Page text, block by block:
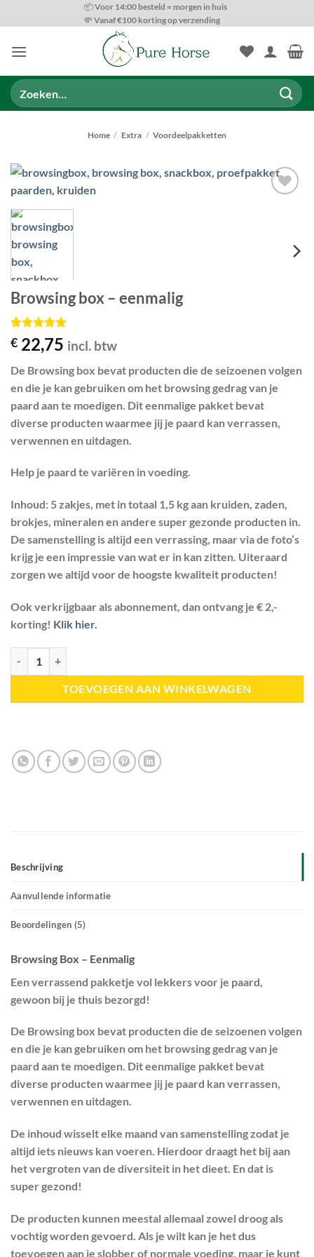
naar
📦 Voor 14:00 besteld = morgen in huis
💸 Vanaf €100 korting op verzending
Zoeken
naar:
Home / Extra / Voordeelpakketten
Browsing box – eenmalig
Gewaardeerd
5op 5
op
5
klant
waarderingen
€ 22,75 incl. btw
De Browsing box bevat producten die de seizoenen volgen
en die je kan gebruiken om het browsing gedrag van je
paard aan te moedigen. Dit eenmalige pakket bevat
diverse producten waarmee jij je paard kan verrassen,
verwennen en uitdagen.
Help je paard te variëren in voeding.
Inhoud: 5 zakjes, met in totaal 1,5 kg aan kruiden, zaden,
brokjes, mineralen en andere super gezonde producten in.
De samenstelling is altijd een verrassing, maar via de foto’s
krijg je een impressie van wat er in kan zitten. Uiteraard
zorgen we altijd voor de hoogste kwaliteit producten!
Ook verkrijgbaar als abonnement, dan ontvang je € 2,-
korting! Klik hier.
TOEVOEGEN AAN WINKELWAGEN
Beschrijving
Aanvullende informatie
Beoordelingen (5)
Browsing Box – Eenmalig
Een verrassend pakketje vol lekkers voor je paard,
gewoon bij je thuis bezorgd!
De Browsing box bevat producten die de seizoenen volgen
en die je kan gebruiken om het browsing gedrag van je
paard aan te moedigen. Dit eenmalige pakket bevat
diverse producten waarmee jij je paard kan verrassen,
verwennen en uitdagen.
De inhoud wisselt elke maand van samenstelling zodat je
altijd iets nieuws kan voeren. Hierdoor draagt het bij aan
het vergroten van de diversiteit in het dieet. En dat is
super gezond!
De producten kunnen meestal allemaal zowel droog als
vochtig worden gevoerd. Als je wilt kan je het dus
toevoegen aan je slobber of normale voeding, maar je kunt